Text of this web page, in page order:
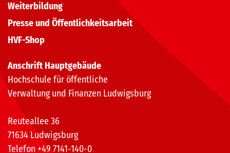
Weiterbildung
Presse und Öffentlichkeitsarbeit
HVF-Shop
Anschrift Hauptgebäude
Hochschule für öffentliche
Verwaltung und Finanzen Ludwigsburg
Reuteallee 36
71634 Ludwigsburg
Telefon +49 7141-140-0